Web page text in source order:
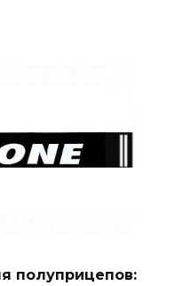
полуприцепов: